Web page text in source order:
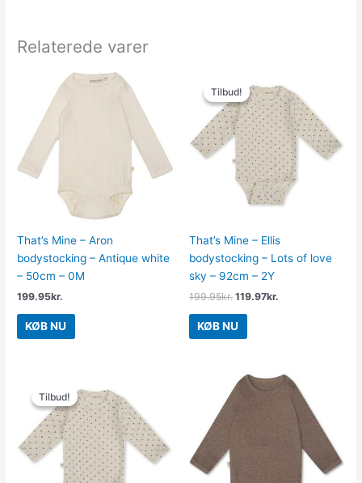
Relaterede varer
That’s Mine – Aron
bodystocking – Antique white
– 50cm – 0M
199.95kr.
KØB NU
Tilbud!
Tilbud!
That’s Mine – Ellis
bodystocking – Lots of love
sky – 92cm – 2Y
199.95kr.
oprindelige
pris
var:
199.95kr..
119.97kr.
aktuelle
pris
er:
119.97kr..
KØB NU
Tilbud!
Tilbud!
oprindelige
pris
var:
199.95kr..
aktuelle
pris
er:
119.97kr..